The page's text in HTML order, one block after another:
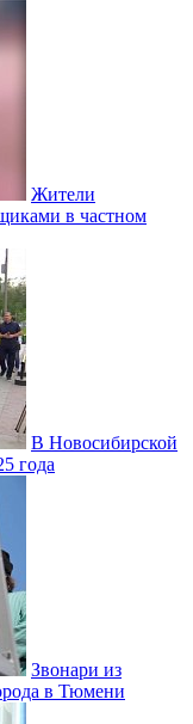
Жители
в частном
В Новосибирской
года
Звонари из
в Тюмени